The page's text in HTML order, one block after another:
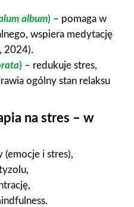
album) – pomaga w
wspiera medytację
2024).
) – redukuje stres,
ogólny stan relaksu
na stres – w
(emocje i stres),